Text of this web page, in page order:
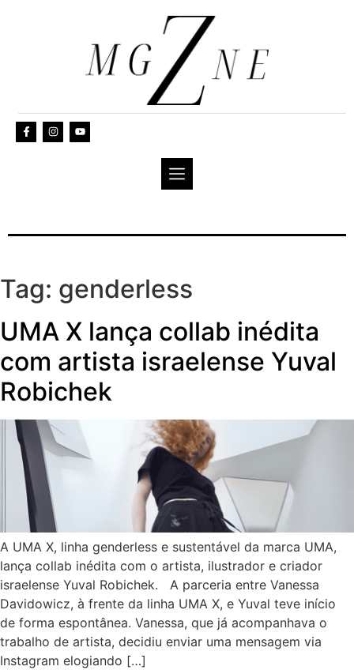
Tag: genderless
UMA X lança collab inédita
com artista israelense Yuval
Robichek
A UMA X, linha genderless e sustentável da marca UMA,
lança collab inédita com o artista, ilustrador e criador
israelense Yuval Robichek. A parceria entre Vanessa
Davidowicz, à frente da linha UMA X, e Yuval teve início
de forma espontânea. Vanessa, que já acompanhava o
trabalho de artista, decidiu enviar uma mensagem via
Instagram elogiando […]